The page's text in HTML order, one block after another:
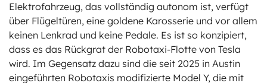
Elektrofahrzeug, das vollständig autonom ist, verfügt
über Flügeltüren, eine goldene Karosserie und vor allem
keinen Lenkrad und keine Pedale. Es ist so konzipiert,
dass es das Rückgrat der Robotaxi-Flotte von Tesla
wird. Im Gegensatz dazu sind die seit 2025 in Austin
eingeführten Robotaxis modifizierte Model Y, die mit